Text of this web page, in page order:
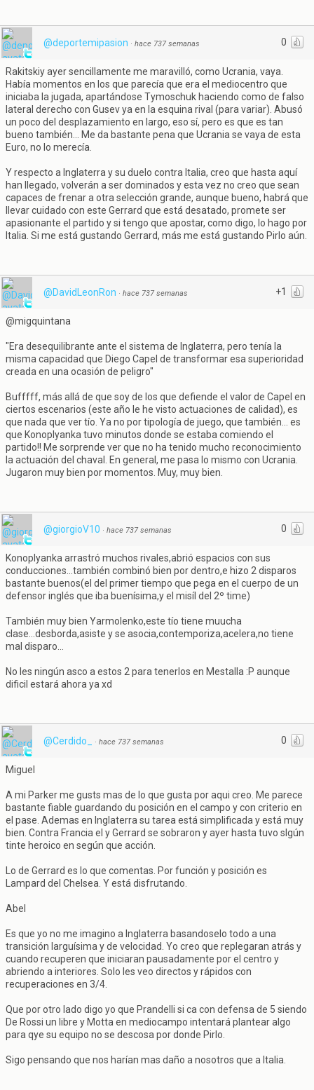
0
@deportemipasion · hace 737 semanas
Rakitskiy ayer sencillamente me maravilló, como Ucrania, vaya.
Había momentos en los que parecía que era el mediocentro que
iniciaba la jugada, apartándose Tymoschuk haciendo como de falso
lateral derecho con Gusev ya en la esquina rival (para variar). Abusó
un poco del desplazamiento en largo, eso sí, pero es que es tan
bueno también... Me da bastante pena que Ucrania se vaya de esta
Euro, no lo merecía.
Y respecto a Inglaterra y su duelo contra Italia, creo que hasta aquí
han llegado, volverán a ser dominados y esta vez no creo que sean
capaces de frenar a otra selección grande, aunque bueno, habrá que
llevar cuidado con este Gerrard que está desatado, promete ser
apasionante el partido y si tengo que apostar, como digo, lo hago por
Italia. Si me está gustando Gerrard, más me está gustando Pirlo aún.
+1
@DavidLeonRon · hace 737 semanas
@migquintana
"Era desequilibrante ante el sistema de Inglaterra, pero tenía la
misma capacidad que Diego Capel de transformar esa superioridad
creada en una ocasión de peligro"
Bufffff, más allá de que soy de los que defiende el valor de Capel en
ciertos escenarios (este año le he visto actuaciones de calidad), es
que nada que ver tío. Ya no por tipología de juego, que también... es
que Konoplyanka tuvo minutos donde se estaba comiendo el
partido!! Me sorprende ver que no ha tenido mucho reconocimiento
la actuación del chaval. En general, me pasa lo mismo con Ucrania.
Jugaron muy bien por momentos. Muy, muy bien.
0
@giorgioV10 · hace 737 semanas
Konoplyanka arrastró muchos rivales,abrió espacios con sus
conducciones...también combinó bien por dentro,e hizo 2 disparos
bastante buenos(el del primer tiempo que pega en el cuerpo de un
defensor inglés que iba buenísima,y el misíl del 2º time)
También muy bien Yarmolenko,este tío tiene muucha
clase...desborda,asiste y se asocia,contemporiza,acelera,no tiene
mal disparo...
No les ningún asco a estos 2 para tenerlos en Mestalla :P aunque
dificil estará ahora ya xd
0
@Cerdido_ · hace 737 semanas
Miguel
A mi Parker me gusts mas de lo que gusta por aqui creo. Me parece
bastante fiable guardando du posición en el campo y con criterio en
el pase. Ademas en Inglaterra su tarea está simplificada y está muy
bien. Contra Francia el y Gerrard se sobraron y ayer hasta tuvo slgún
tinte heroico en según que acción.
Lo de Gerrard es lo que comentas. Por función y posición es
Lampard del Chelsea. Y está disfrutando.
Abel
Es que yo no me imagino a Inglaterra basandoselo todo a una
transición larguísima y de velocidad. Yo creo que replegaran atrás y
cuando recuperen que iniciaran pausadamente por el centro y
abriendo a interiores. Solo les veo directos y rápidos con
recuperaciones en 3/4.
Que por otro lado digo yo que Prandelli si ca con defensa de 5 siendo
De Rossi un libre y Motta en mediocampo intentará plantear algo
para qye su equipo no se descosa por donde Pirlo.
Sigo pensando que nos harían mas daño a nosotros que a Italia.